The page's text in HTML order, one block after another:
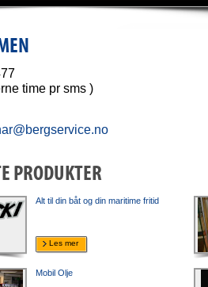
time pr sms )
PRODUKTER
Alt til din båt og din maritime fritid
Les mer
Mobil Olje